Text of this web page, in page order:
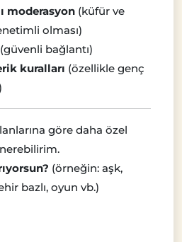
moderasyon (küfür ve
olması)
(güvenli bağlantı)
kuralları (özellikle genç
göre daha özel
(örneğin: aşk,
bazlı, oyun vb.)